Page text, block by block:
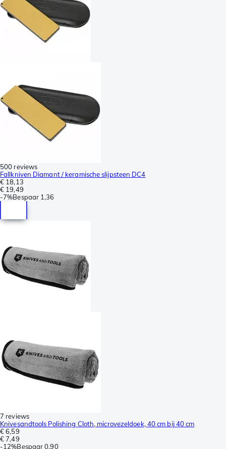
500 reviews
Fallkniven Diamant / keramische slijpsteen DC4
€ 18,13
€ 19,49
-7%Bespaar 1,36
7 reviews
Knivesandtools Polishing Cloth, microvezeldoek, 40 cm bij 40 cm
€ 6,59
€ 7,49
-12%Bespaar 0,90